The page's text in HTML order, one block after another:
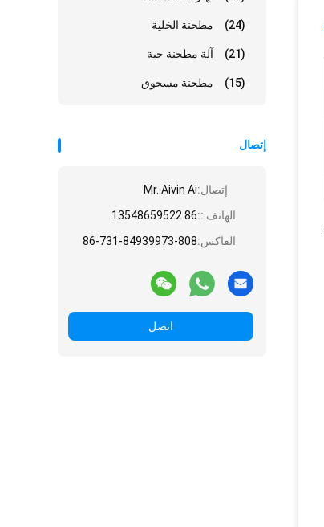
مطحنة الخلية (24)
آلة مطحنة حبة (21)
مطحنة مسحوق (15)
إتصال
إتصال:Mr. Aivin Ai
الهاتف ::86 13548659522
الفاكس:86-731-84939973-808
اتصل